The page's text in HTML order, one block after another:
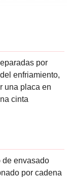
por
enfriamiento,
una placa en
cinta
de envasado
por cadena